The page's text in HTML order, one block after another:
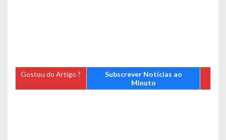
Gostou do Artigo ?
Subscrever Notícias ao
Minuto